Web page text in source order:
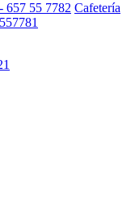
657 55 7782 Cafetería